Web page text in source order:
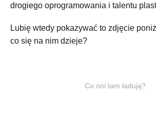
drogiego oprogramowania i talentu
Lubię wtedy pokazywać to zdjęcie
co się na nim dzieje?
Co oni tam ładują?